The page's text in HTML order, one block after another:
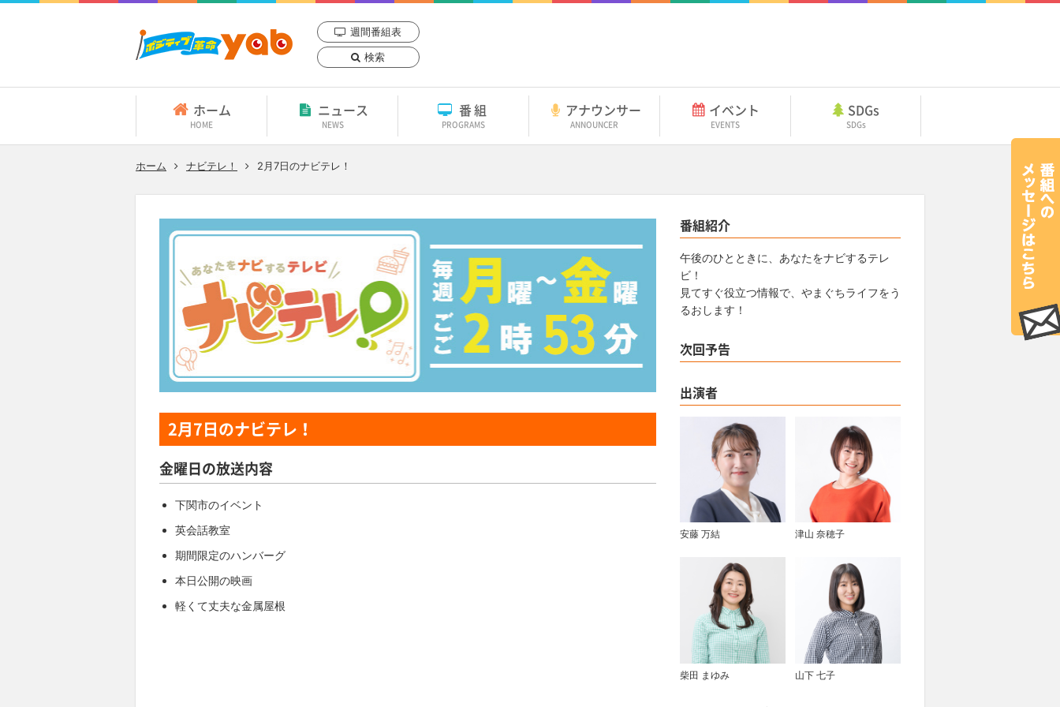
週間番組表
検索
ホーム
HOME
ニュース
NEWS
番組
PROGRAMS
アナウンサー
ANNOUNCER
イベント
EVENTS
SDGs
SDGs
ホーム ナビテレ！ 2月7日のナビテレ！
2月7日のナビテレ！
金曜日の放送内容
下関市のイベント
英会話教室
期間限定のハンバーグ
本日公開の映画
軽くて丈夫な金属屋根
番組紹介
午後のひとときに、あなたをナビするテレ
ビ！
見てすぐ役立つ情報で、やまぐちライフをう
るおします！
次回予告
出演者
安藤 万結 津山 奈穂子
柴田 まゆみ 山下 七子